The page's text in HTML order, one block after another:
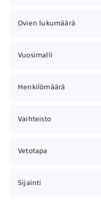
Ovien lukumäärä
Vuosimalli
Henkilömäärä
Vaihteisto
Vetotapa
Sijainti